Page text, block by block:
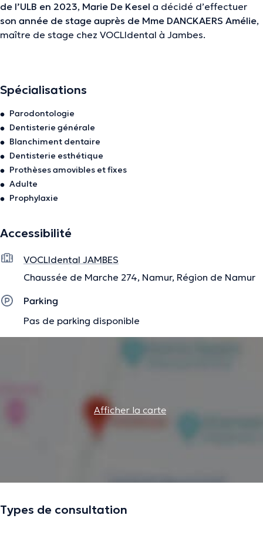
de l’ULB en 2023, Marie De Kesel a décidé d’effectuer
son année de stage auprès de Mme DANCKAERS Amélie,
maître de stage chez VOCLIdental à Jambes.
domaines des réhabilitations prothétiques
parodontologie.
Elle est heureuse de mettre sa
au service des patients de VOCLIdental.
informations vérifiées.
Spécialisations
Parodontologie
Dentisterie générale
Blanchiment dentaire
Dentisterie esthétique
Prothèses amovibles et fixes
Adulte
Prophylaxie
Accessibilité
VOCLIdental JAMBES
Chaussée de Marche 274, Namur, Région de Namur
Parking
Pas de parking disponible
Afficher la carte
Types de consultation